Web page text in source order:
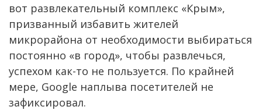
вот развлекательный комплекс «Крым»,
призванный избавить жителей
микрорайона от необходимости выбираться
постоянно «в город», чтобы развлечься,
успехом как-то не пользуется. По крайней
мере, Google наплыва посетителей не
зафиксировал.